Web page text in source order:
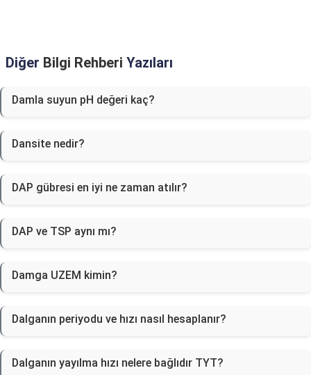
Diğer Bilgi Rehberi Yazıları
Damla suyun pH değeri kaç?
Dansite nedir?
DAP gübresi en iyi ne zaman atılır?
DAP ve TSP aynı mı?
Damga UZEM kimin?
Dalganın periyodu ve hızı nasıl hesaplanır?
Dalganın yayılma hızı nelere bağlıdır TYT?